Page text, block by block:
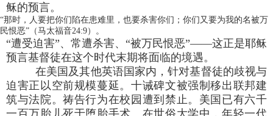
稣的预言。
“那时，人要把你们陷在患难里，也要杀害你们；你们又要为我的名被万
民恨恶”（马太福音24:9）。
“遭受迫害”、常遭杀害、“被万民恨恶”——这正是耶稣
预言基督徒在这个时代末期将面临的境遇。
在美国及其他英语国家内，针对基督徒的歧视与
迫害正以空前规模蔓延。十诫碑文被强制移出联邦建
筑与法院。祷告行为在校园遭到禁止。美国已有六千
一百万胎儿死于堕胎手术。在世俗大学中，年轻一代